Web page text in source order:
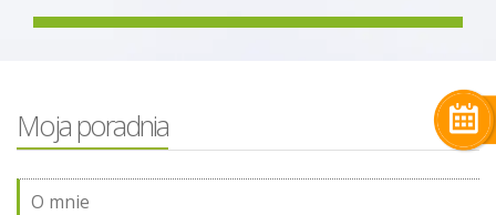
Moja poradnia
O mnie